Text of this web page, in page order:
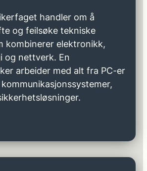
handler om å
og feilsøke tekniske
kombinerer elektronikk,
og nettverk. En
arbeider med alt fra PC-er